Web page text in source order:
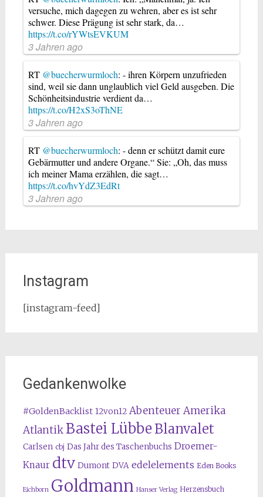
versuche, mich dagegen zu wehren, aber es ist sehr
schwer. Diese Prägung ist sehr stark, da…
https://t.co/rYWtsEVKUM
3 Jahren ago
RT @buecherwurmloch: - ihren Körpern unzufrieden
sind, weil sie dann unglaublich viel Geld ausgeben. Die
Schönheitsindustrie verdient da…
https://t.co/H2xS3oThNE
3 Jahren ago
RT @buecherwurmloch: - denn er schützt damit eure
Gebärmutter und andere Organe.“ Sie: „Oh, das muss
ich meiner Mama erzählen, die sagt…
https://t.co/hvYdZ3EdRt
3 Jahren ago
Instagram
[instagram-feed]
Gedankenwolke
#GoldenBacklist 12von12 Abenteuer Amerika
Atlantik Bastei LübbeBlanvalet
Carlsen cbj Das Jahr des Taschenbuchs Droemer-
Knaur dtv Dumont DVA edelelements Eden Books
Eichborn Goldmann Hanser Verlag Herzensbuch